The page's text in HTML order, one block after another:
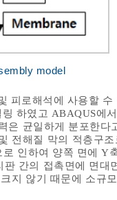
model
피로해석에 사용할
하였고 ABAQUS에
은 균일하게 분포한
전해질 막의 적층구
인하여 양쪽 면에 Y
간의 접촉면에 면대
지 않기 때문에 소규